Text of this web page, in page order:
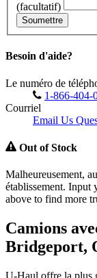
(facultatif)
Soumettre
Besoin d'aide?
Le numéro de
1-866-404-
Courriel
Email Us
Out of Stock
Malheureusement,
établissement. Input
above to find more
Camions
Bridgeport,
U-Haul offre la plus